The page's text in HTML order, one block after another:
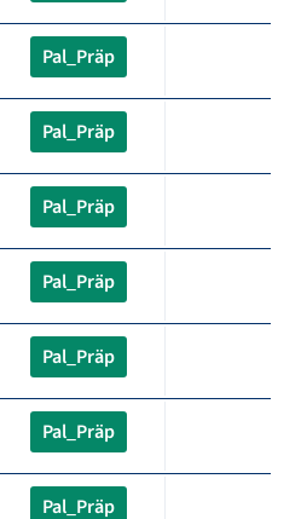
Pal_Präp
Pal_Präp
Pal_Präp
Pal_Präp
Pal_Präp
Pal_Präp
Pal_Präp